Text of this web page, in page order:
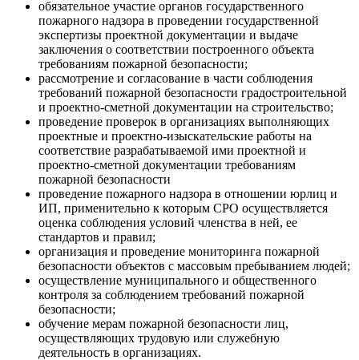
обязательное участие органов государственного
пожарного надзора в проведении государственной
экспертизы проектной документации и выдаче
заключения о соответствии построенного объекта
требованиям пожарной безопасности;
рассмотрение и согласование в части соблюдения
требований пожарной безопасности градостроительной
и проектно-сметной документации на строительство;
проведение проверок в организациях выполняющих
проектные и проектно-изыскательские работы на
соответствие разрабатываемой ими проектной и
проектно-сметной документации требованиям
пожарной безопасности
проведение пожарного надзора в отношении юрлиц и
ИП, применительно к которым СРО осуществляется
оценка соблюдения условий членства в ней, ее
стандартов и правил;
организация и проведение мониторинга пожарной
безопасности объектов с массовым пребыванием людей;
осуществление муниципального и общественного
контроля за соблюдением требований пожарной
безопасности;
обучение мерам пожарной безопасности лиц,
осуществляющих трудовую или служебную
деятельность в организациях.